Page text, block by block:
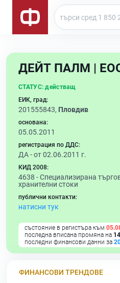
ДЕЙТ ПАЛМ |
СТАТУС: действащ
ЕИК, град:
201555843, Пловдив
основана:
05.05.2011
регистрация по ДДС:
ДА - от 02.06.2011 г.
КИД 2008:
4638 -Специализирана
хранителни стоки
публични контакти:
натисни тук
състояние в регистъра към
последна вписана промяна на
последни финансови данни за
ФИНАНСОВИ ТРЕНДОВЕ